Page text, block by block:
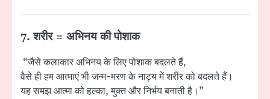
7. शरीर = अभिनय की पोशाक
“जैसे कलाकार अभिनय के लिए पोशाक बदलते हैं,
वैसे ही हम आत्माएं भी जन्म-मरण के नाट्य में शरीर को बदलते हैं।
यह समझ आत्मा को हल्का, मुक्त और निर्भय बनाती है।”